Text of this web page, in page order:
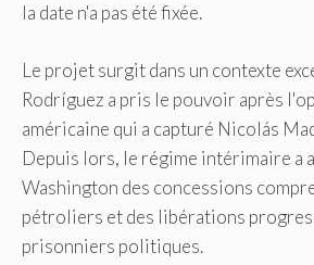
la date n'a pas été fixée.
Le projet surgit dans un contexte
Rodríguez a pris le pouvoir après
américaine qui a capturé Nicolás
Depuis lors, le régime intérimaire a
Washington des concessions
pétroliers et des libérations
prisonniers politiques.